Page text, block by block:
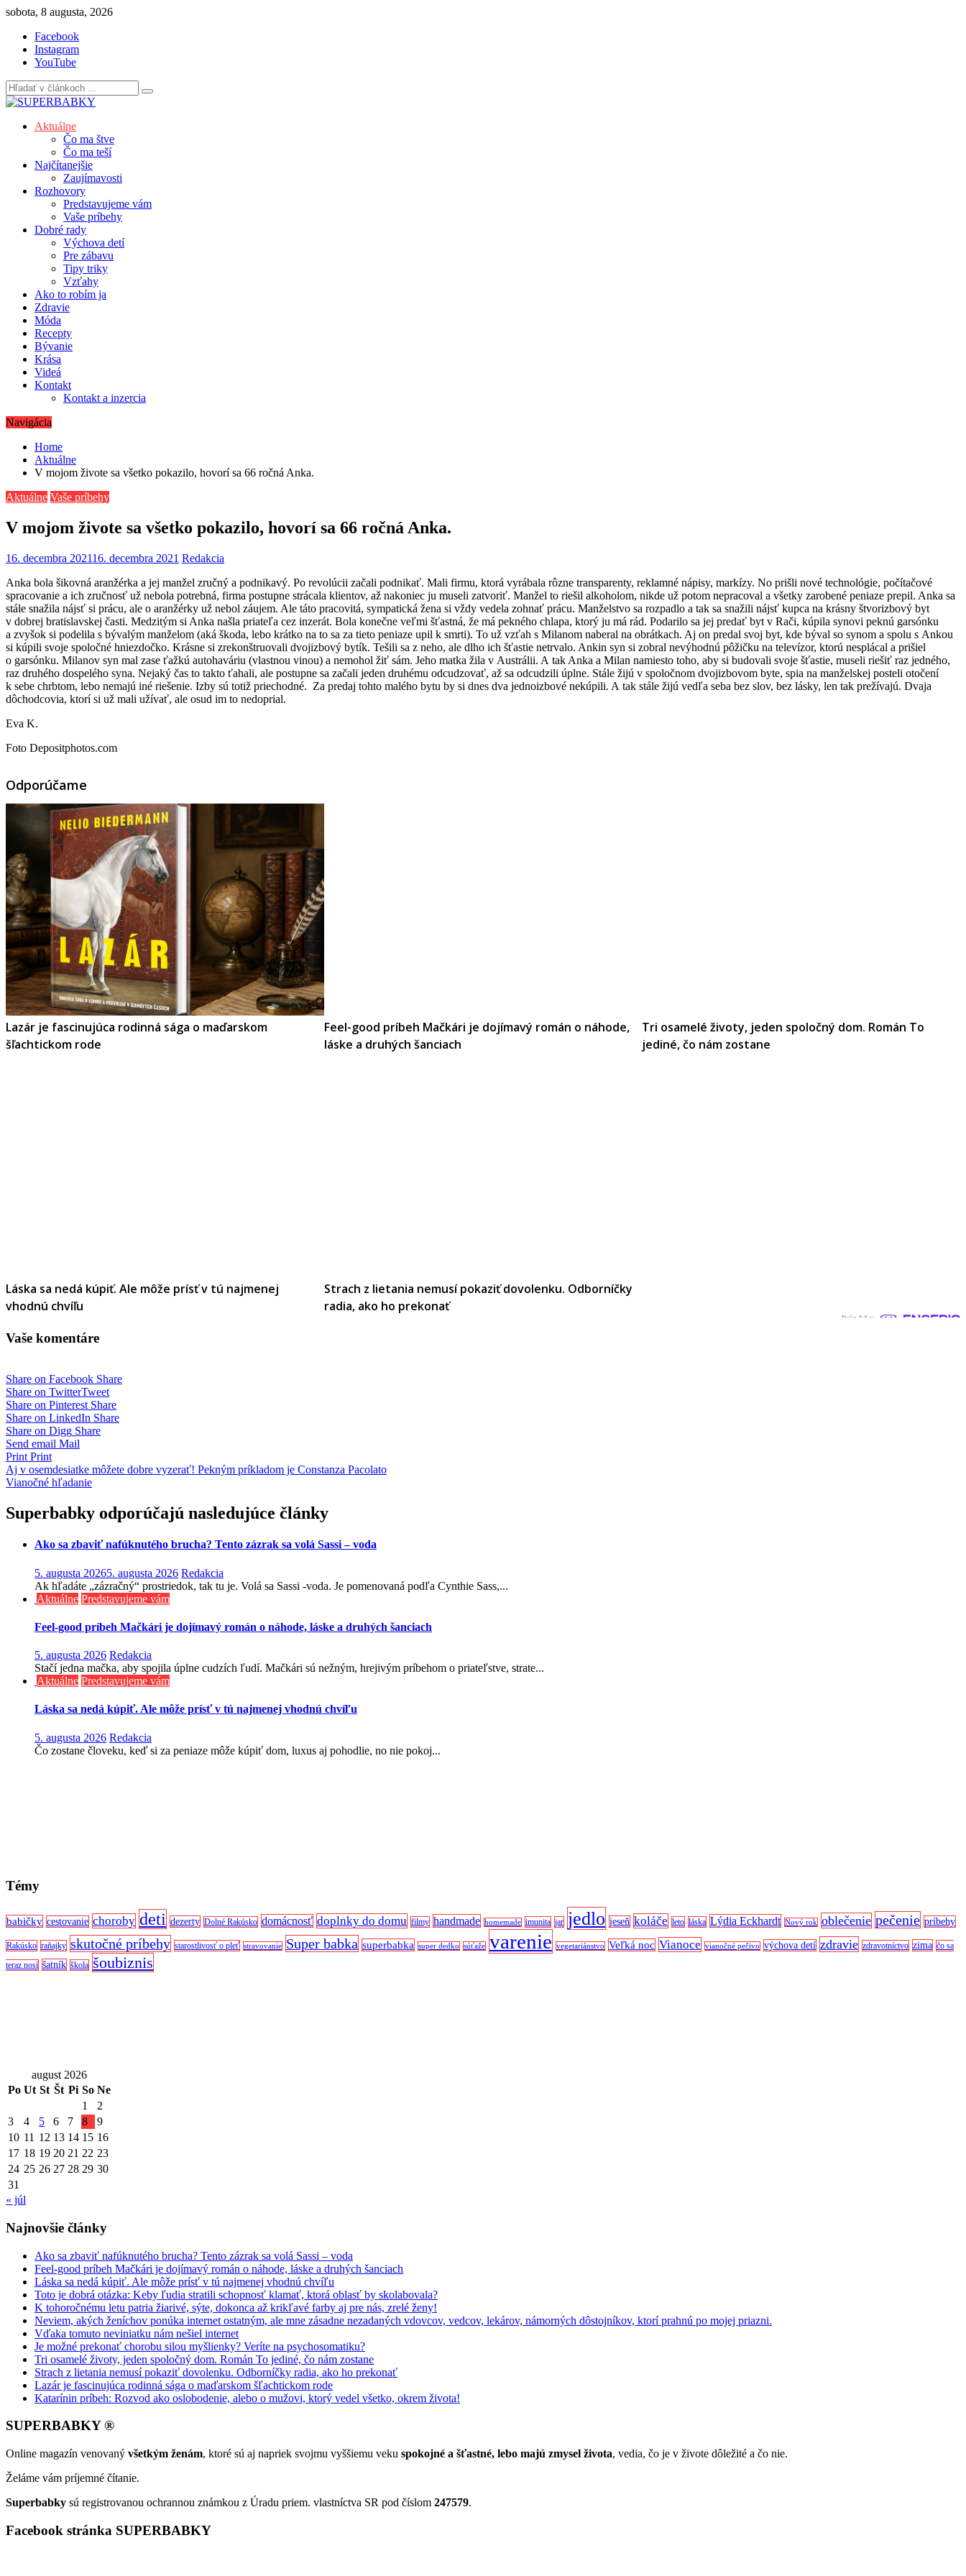
Skip
content
sobota, 8 augusta, 2026
Facebook
Instagram
YouTube
Aktuálne
Čo ma štve
Čo ma teší
Najčítanejšie
Zaujímavosti
Rozhovory
Predstavujeme vám
Vaše príbehy
Dobré rady
Výchova detí
Pre zábavu
Tipy triky
Vzťahy
Ako to robím ja
Zdravie
Móda
Recepty
Bývanie
Krása
Videá
Kontakt
Kontakt a inzercia
Navigácia
Home
Aktuálne
V mojom živote sa všetko pokazilo, hovorí sa 66 ročná Anka.
Aktuálne Vaše príbehy
V mojom živote sa všetko pokazilo, hovorí sa 66 ročná Anka.
16. decembra 202116. decembra 2021 Redakcia
Anka bola šikovná aranžérka a jej manžel zručný a podnikavý. Po revolúcii začali podnikať. Mali firmu, ktorá vyrábala rôzne transparenty, reklamné nápisy, markízy. No prišli nové technológie, počítačové
spracovanie a ich zručnosť už nebola potrebná, firma postupne strácala klientov, až nakoniec ju museli zatvoriť. Manžel to riešil alkoholom, nikde už potom nepracoval a všetky zarobené peniaze prepil. Anka sa
stále snažila nájsť si prácu, ale o aranžérky už nebol záujem. Ale táto pracovitá, sympatická žena si vždy vedela zohnať prácu. Manželstvo sa rozpadlo a tak sa snažili nájsť kupca na krásny štvorizbový byt
v dobrej bratislavskej časti. Medzitým si Anka našla priateľa cez inzerát. Bola konečne veľmi šťastná, že má pekného chlapa, ktorý ju má rád. Podarilo sa jej predať byt v Rači, kúpila synovi peknú garsónku
a zvyšok si podelila s bývalým manželom (aká škoda, lebo krátko na to sa za tieto peniaze upil k smrti). To už vzťah s Milanom naberal na obrátkach. Aj on predal svoj byt, kde býval so synom a spolu s Ankou
si kúpili svoje spoločné hniezdočko. Krásne si zrekonštruovali dvojizbový bytík. Tešili sa z neho, ale dlho ich šťastie netrvalo. Ankin syn si zobral nevýhodnú pôžičku na televízor, ktorú nesplácal a prišiel
o garsónku. Milanov syn mal zase ťažkú autohaváriu (vlastnou vinou) a nemohol žiť sám. Jeho matka žila v Austrálii. A tak Anka a Milan namiesto toho, aby si budovali svoje šťastie, museli riešiť raz jedného,
raz druhého dospelého syna. Nejaký čas to takto ťahali, ale postupne sa začali jeden druhému odcudzovať, až sa odcudzili úplne. Stále žijú v spoločnom dvojizbovom byte, spia na manželskej posteli otočení
k sebe chrbtom, lebo nemajú iné riešenie. Izby sú totiž priechodné. Za predaj tohto malého bytu by si dnes dva jednoizbové nekúpili. A tak stále žijú vedľa seba bez slov, bez lásky, len tak prežívajú. Dvaja
dôchodcovia, ktorí si už mali užívať, ale osud im to nedoprial.
Eva K.
Foto Depositphotos.com
Odporúčame
Lazár je fascinujúca rodinná sága o maďarskom
šľachtickom rode
Feel-good príbeh Mačkári je dojímavý román o náhode,
láske a druhých šanciach
Tri osamelé životy, jeden spoločný dom. Román To
jediné, čo nám zostane
Láska sa nedá kúpiť. Ale môže prísť v tú najmenej
vhodnú chvíľu
Strach z lietania nemusí pokaziť dovolenku. Odborníčky
radia, ako ho prekonať
Vaše komentáre
Share on Facebook Share
Share on TwitterTweet
Share on Pinterest Share
Share on LinkedIn Share
Share on Digg Share
Send email Mail
Print Print
Navigácia
v
článku
Aj v osemdesiatke môžete dobre vyzerať! Pekným príkladom je Constanza Pacolato
Vianočné hľadanie
Superbabky odporúčajú nasledujúce články
Ako sa zbaviť nafúknutého brucha? Tento zázrak sa volá Sassi – voda
5. augusta 20265. augusta 2026 Redakcia
Ak hľadáte „zázračný“ prostriedok, tak tu je. Volá sa Sassi -voda. Je pomenovaná podľa Cynthie Sass,...
Aktuálne Predstavujeme vám
Feel-good príbeh Mačkári je dojímavý román o náhode, láske a druhých šanciach
5. augusta 2026 Redakcia
Stačí jedna mačka, aby spojila úplne cudzích ľudí. Mačkári sú nežným, hrejivým príbehom o priateľstve, strate...
Aktuálne Predstavujeme vám
Láska sa nedá kúpiť. Ale môže prísť v tú najmenej vhodnú chvíľu
5. augusta 2026 Redakcia
Čo zostane človeku, keď si za peniaze môže kúpiť dom, luxus aj pohodlie, no nie pokoj...
Témy
babičky cestovanie choroby deti dezerty Dolné Rakúsko domácnosť doplnky do domu filmy handmade homemade imunita jar jedlo jeseň koláče leto láska Lýdia Eckhardt Nový rok oblečenie pečenie príbehy
Rakúsko raňajky skutočné príbehy starostlivosť o pleť stravovanie Super babka superbabka super dedko súťaže varenie vegetariánstvo Veľká noc Vianoce vianočné pečivo výchova detí zdravie zdravotníctvo zima čo sa
teraz nosí šatník škola šoubiznis
august 2026
Po Ut St Št Pi So Ne
1
2
3
4 5 6 7 8
9
10 11 12 13 14 15 16
17 18 19 20 21 22 23
24 25 26 27 28 29 30
31
« júl
Najnovšie články
Ako sa zbaviť nafúknutého brucha? Tento zázrak sa volá Sassi – voda
Feel-good príbeh Mačkári je dojímavý román o náhode, láske a druhých šanciach
Láska sa nedá kúpiť. Ale môže prísť v tú najmenej vhodnú chvíľu
Toto je dobrá otázka: Keby ľudia stratili schopnosť klamať, ktorá oblasť by skolabovala?
K tohoročnému letu patria žiarivé, sýte, dokonca až krikľavé farby aj pre nás, zrelé ženy!
Neviem, akých ženíchov ponúka internet ostatným, ale mne zásadne nezadaných vdovcov, vedcov, lekárov, námorných dôstojníkov, ktorí prahnú po mojej priazni.
Vďaka tomuto neviniatku nám nešiel internet
Je možné prekonať chorobu silou myšlienky? Veríte na psychosomatiku?
Tri osamelé životy, jeden spoločný dom. Román To jediné, čo nám zostane
Strach z lietania nemusí pokaziť dovolenku. Odborníčky radia, ako ho prekonať
Lazár je fascinujúca rodinná sága o maďarskom šľachtickom rode
Katarínin príbeh: Rozvod ako oslobodenie, alebo o mužovi, ktorý vedel všetko, okrem života!
SUPERBABKY ®
Online magazín venovaný všetkým ženám, ktoré sú aj napriek svojmu vyššiemu veku spokojné a šťastné, lebo majú zmysel života, vedia, čo je v živote dôležité a čo nie.
Želáme vám príjemné čítanie.
Superbabky sú registrovanou ochrannou známkou z Úradu priem. vlastníctva SR pod číslom 247579.
Facebook stránka SUPERBABKY